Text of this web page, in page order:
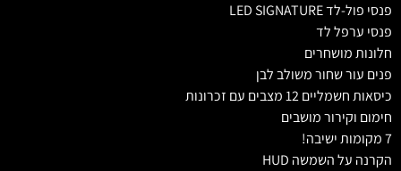
פנסי פול-לד LED SIGNATURE
פנסי ערפל לד
חלונות מושחרים
פנים עור שחור משולב לבן
כיסאות חשמליים 12 מצבים עם זכרונות
חימום וקירור מושבים
7 מקומות ישיבה!
הקרנה על השמשה HUD